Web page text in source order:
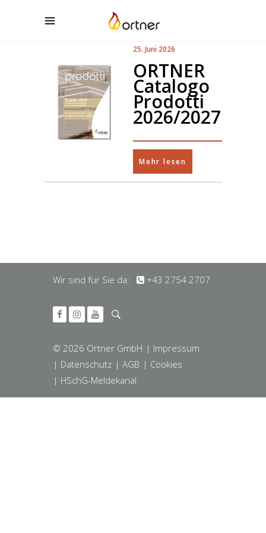
25. Juni 2026
ORTNER
Catalogo
Prodotti
2026/2027
Mehr lesen
Wir sind für Sie da: +43 2754 2707
© 2026 Ortner GmbH | Impressum
| Datenschutz | AGB | Cookies
| HSchG-Meldekanal